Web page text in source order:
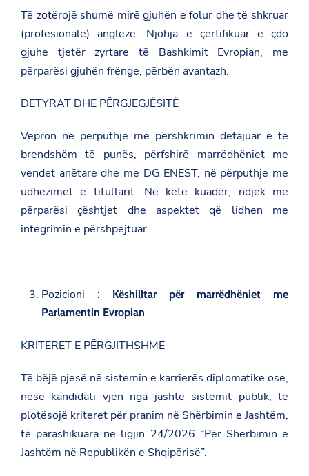
Të zotërojë shumë mirë gjuhën e folur dhe të shkruar
(profesionale) angleze. Njohja e çertifikuar e çdo
gjuhe tjetër zyrtare të Bashkimit Evropian, me
përparësi gjuhën frënge, përbën avantazh.
DETYRAT DHE PËRGJEGJËSITË
Vepron në përputhje me përshkrimin detajuar e të
brendshëm të punës, përfshirë marrëdhëniet me
vendet anëtare dhe me DG ENEST, në përputhje me
udhëzimet e titullarit. Në këtë kuadër, ndjek me
përparësi çështjet dhe aspektet që lidhen me
integrimin e përshpejtuar.
Pozicioni : Këshilltar për marrëdhëniet me
Parlamentin Evropian
KRITERET E PËRGJITHSHME
Të bëjë pjesë në sistemin e karrierës diplomatike ose,
nëse kandidati vjen nga jashtë sistemit publik, të
plotësojë kriteret për pranim në Shërbimin e Jashtëm,
të parashikuara në ligjin 24/2026 “Për Shërbimin e
Jashtëm në Republikën e Shqipërisë”.